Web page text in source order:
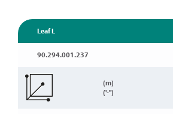
Leaf L
90.294.001.237
(m)
('-'')